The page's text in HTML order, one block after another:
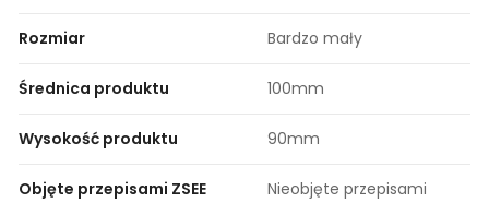
Rozmiar Bardzo mały
Średnica produktu 100mm
Wysokość produktu 90mm
Objęte przepisami ZSEE
Nieobjęte przepisami